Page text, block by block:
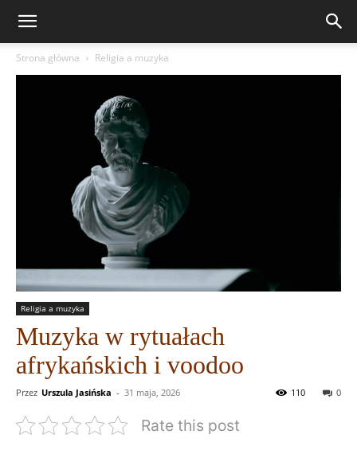
Strona główna Religia a muzyka
Religia a muzyka
Muzyka w rytuałach
afrykańskich i voodoo
Przez Urszula Jasińska - 31 maja, 2026 0
110
Rate this post